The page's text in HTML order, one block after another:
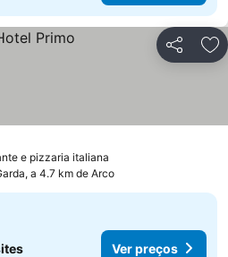
Partilhar
e pizzaria italiana
a 4.7 km de Arco
Ver preços